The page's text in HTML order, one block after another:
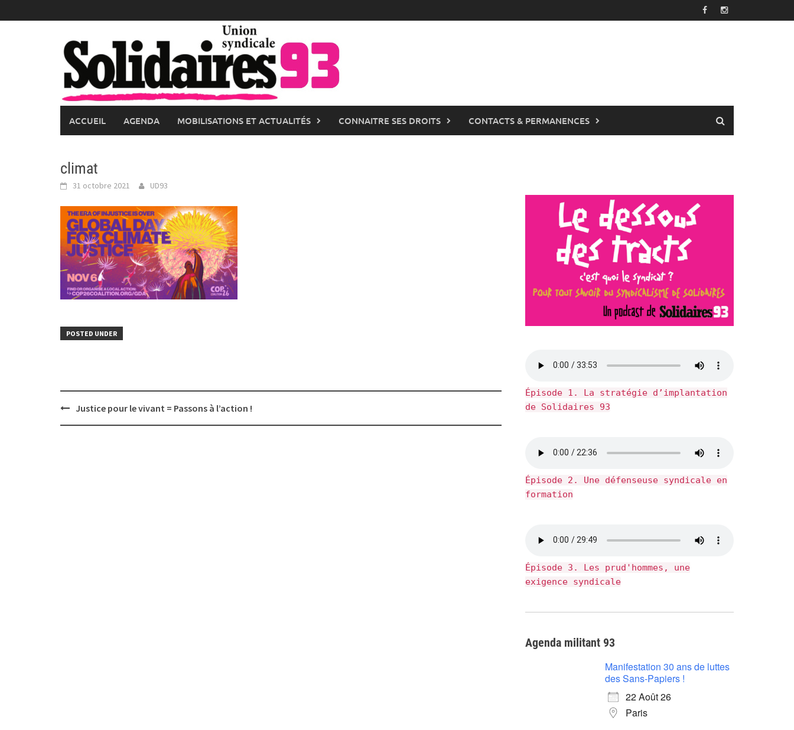
to
ACCUEIL AGENDA MOBILISATIONS ET ACTUALITÉS CONNAITRE SES DROITS CONTACTS & PERMANENCES
climat
31 octobre 2021 UD93
POSTED UNDER
PostJustice pour le vivant = Passons à l’action !
Épisode 1. La stratégie d’implantation
de Solidaires 93
Épisode 2. Une défenseuse syndicale en
formation
Épisode 3. Les prud'hommes, une
exigence syndicale
Agenda militant 93
Manifestation 30 ans de luttes
des Sans-Papiers !
22 Août 26
Paris